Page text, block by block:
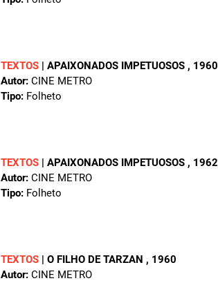
TEXTOS | APAIXONADOS IMPETUOSOS , 1960
Autor: CINE METRO
Tipo: Folheto
TEXTOS | APAIXONADOS IMPETUOSOS , 1962
Autor: CINE METRO
Tipo: Folheto
TEXTOS | O FILHO DE TARZAN , 1960
Autor: CINE METRO